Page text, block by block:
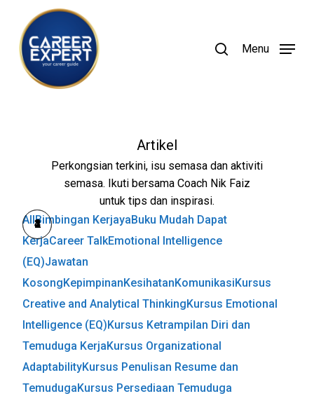
main
content
Menu
Artikel
Perkongsian terkini, isu semasa dan aktiviti
semasa. Ikuti bersama Coach Nik Faiz
untuk tips dan inspirasi.
AllBimbingan KerjayaBuku Mudah Dapat
KerjaCareer TalkEmotional Intelligence
(EQ)Jawatan
KosongKepimpinanKesihatanKomunikasiKursus
Creative and Analytical ThinkingKursus Emotional
Intelligence (EQ)Kursus Ketrampilan Diri dan
Temuduga KerjaKursus Organizational
AdaptabilityKursus Penulisan Resume dan
TemudugaKursus Persediaan Temuduga